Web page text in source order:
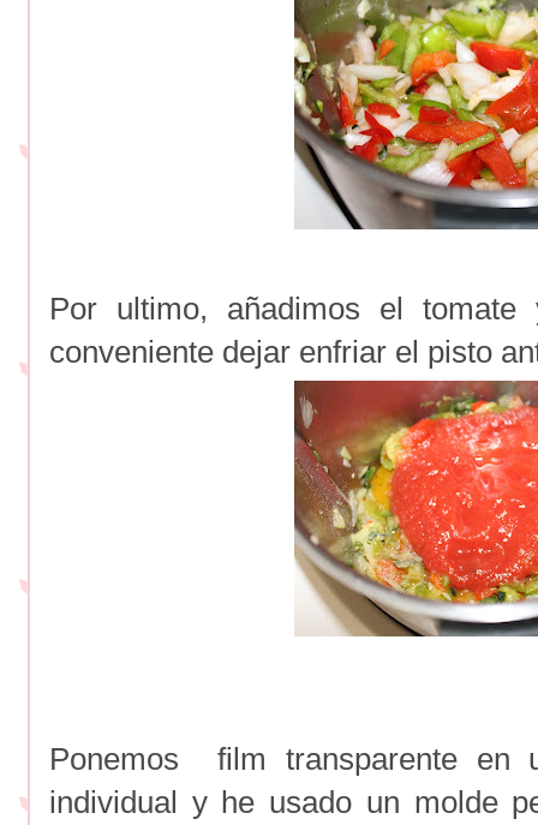
Por ultimo, añadimos el
conveniente dejar enfriar el pisto
Ponemos film transparente en
individual y he usado un molde